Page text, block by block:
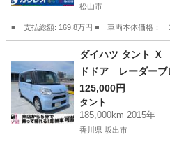
ー 電動格納ドアミ
ー 軽自動車 ６６
松山市
■ 支払総額: 169.8万円 ■ 車両本体価格：
ダイハツ
ダイハツ タント
ドドア レーダー
チェーン （検8.10）
125,000円
タント
185,000km 2015年
香川県 坂出市